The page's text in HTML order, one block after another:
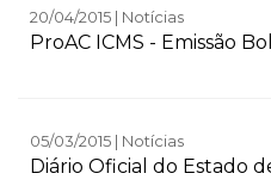
20/04/2015 | Notícias
ProAC ICMS - Emissão
05/03/2015 | Notícias
Diário Oficial do Estado